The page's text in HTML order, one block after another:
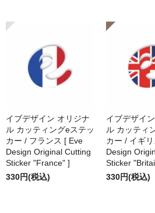
イブデザイン オリジナ
ル カッティングeステッ
カー / フランス [ Eve
Design Original Cutting
Sticker "France" ]
330円(税込)
イブデザイ
ル カッティ
カー / イギ
Design
Sticker
330円(税込)